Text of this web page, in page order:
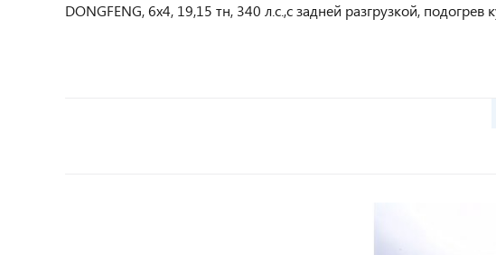
DONGFENG, 6х4, 19,15 тн, 340 л.с.,с задней разгрузкой,